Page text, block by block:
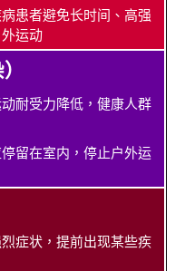
患者避免长时间、高强
运动
耐受力降低，健康人群
留在室内，停止户外运
症状，提前出现某些疾